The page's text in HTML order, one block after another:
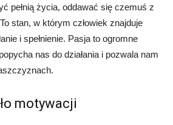
pełnią życia, oddawać się czemuś z
stan, w którym człowiek znajduje
i spełnienie. Pasja to ogromne
nas do działania i pozwala nam
motywacji